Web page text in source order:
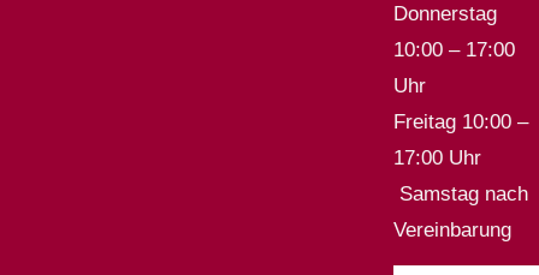
Donnerstag
10:00 – 17:00
Uhr
Freitag 10:00 –
17:00 Uhr
Samstag nach
Vereinbarung